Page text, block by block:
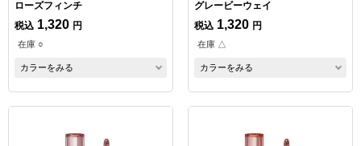
ローズフィンチ
税込 1,320 円
在庫 ○
カラーをみる
グレービーウェイ
税込 1,320 円
在庫 △
カラーをみる